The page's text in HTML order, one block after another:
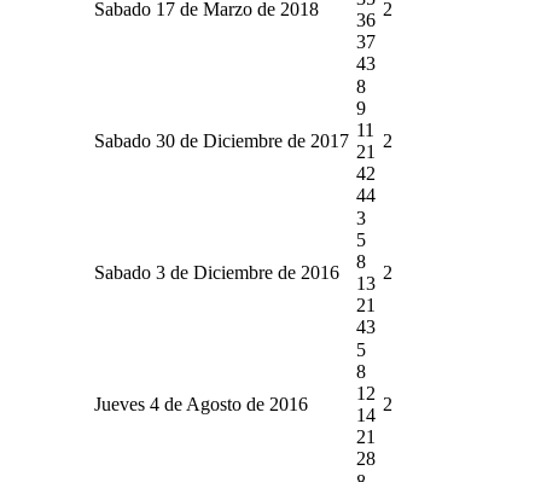
Sabado 17 de Marzo de 2018
36
37
43
2
Sabado 30 de Diciembre de 2017
8
9
11
21
42
44
2
Sabado 3 de Diciembre de 2016
3
5
8
13
21
43
2
Jueves 4 de Agosto de 2016
5
8
12
14
21
28
2